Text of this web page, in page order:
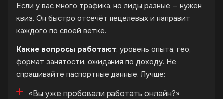
Если у вас много трафика, но лиды разные — нужен
квиз. Он быстро отсечёт нецелевых и направит
каждого по своей ветке.
Какие вопросы работают: уровень опыта, гео,
формат занятости, ожидания по доходу. Не
спрашивайте паспортные данные. Лучше:
«Вы уже пробовали работать онлайн?»